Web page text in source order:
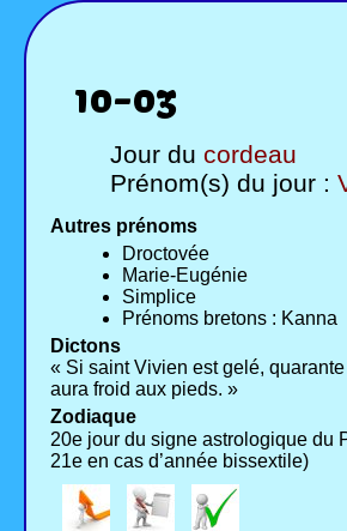
10-03
Jour du cordeau
Prénom(s) du jour :
Autres prénoms
Droctovée
Marie-Eugénie
Simplice
Prénoms bretons : Kanna
Dictons
« Si saint Vivien est gelé,
aura froid aux pieds. »
Zodiaque
20e jour du signe astrologique du
21e en cas d’année bissextile)